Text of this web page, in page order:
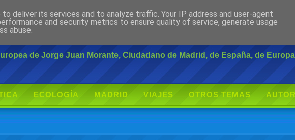
de Jorge Juan Morante, Ciudadano de Madrid, de España, de
ECOLOGÍA MADRID VIAJES OTROS TEMAS AUTOR
deliver its services and to analyze traffic. Your IP address and user-agent
and security metrics to ensure quality of service, generate usage
abuse.